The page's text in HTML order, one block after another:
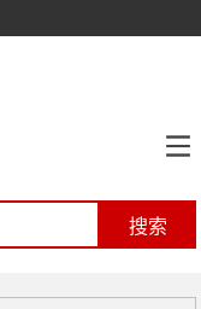
搜索